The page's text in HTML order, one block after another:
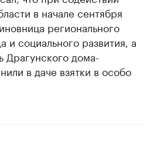
в начале сентября
регионального
и социального развития, а
Драгунского дома-
в даче взятки в особо